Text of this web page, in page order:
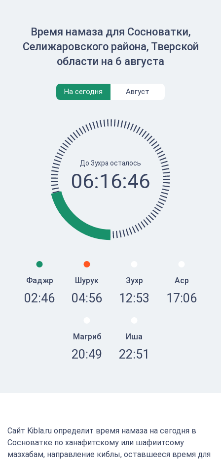
Время намаза для Сосноватки,
Селижаровского района, Тверской
области на 6 августа
На сегодня Август
До Зухра осталось
06:16:46
Фаджр
02:46
Шурук
04:56
Зухр
12:53
Аср
17:06
Магриб
20:49
Иша
22:51
Сайт Kibla.ru определит время намаза на сегодня в
Сосноватке по ханафитскому или шафиитсому
мазхабам, направление киблы, оставшееся время для